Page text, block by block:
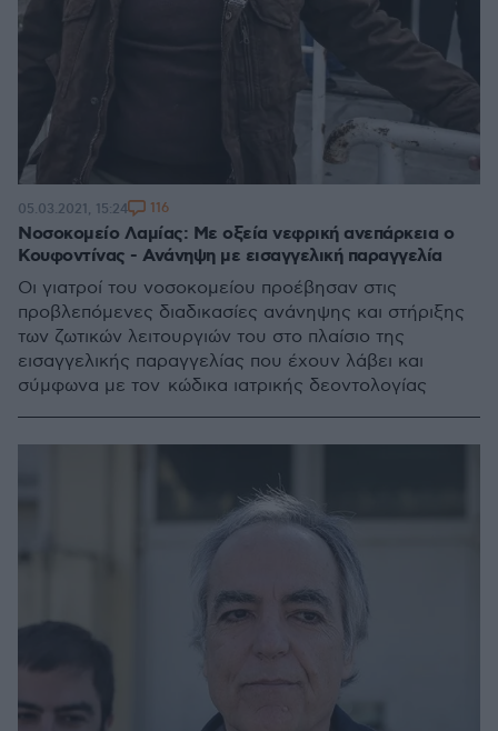
Νοσοκομείο Λαμίας: Με οξεία νεφρική ανεπάρκεια ο
Κουφοντίνας - Ανάνηψη με εισαγγελική παραγγελία
Οι γιατροί του νοσοκομείου προέβησαν στις
προβλεπόμενες διαδικασίες ανάνηψης και στήριξης
των ζωτικών λειτουργιών του στο πλαίσιο της
εισαγγελικής παραγγελίας που έχουν λάβει και
σύμφωνα με τον κώδικα ιατρικής δεοντολογίας
05.03.2021, 15:24 116